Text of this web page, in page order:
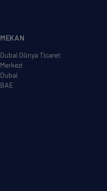
MEKAN
Dubai Dünya Ticaret
Merkezi
Dubai
BAE